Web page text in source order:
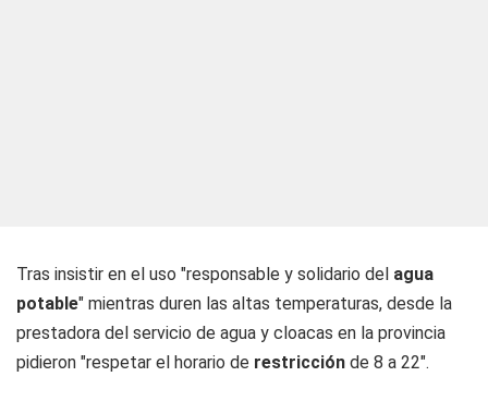
Tras insistir en el uso "responsable y solidario del agua
potable" mientras duren las altas temperaturas, desde la
prestadora del servicio de agua y cloacas en la provincia
pidieron "respetar el horario de restricción de 8 a 22".